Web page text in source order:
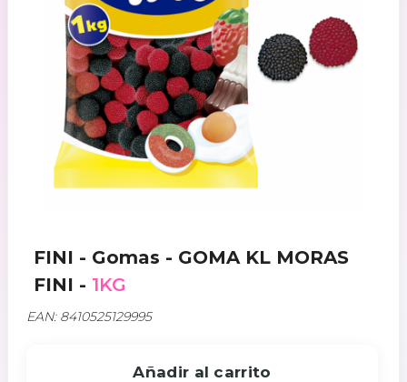
FINI - Gomas - GOMA KL MORAS
FINI - 1KG
EAN: 8410525129995
Añadir al carrito